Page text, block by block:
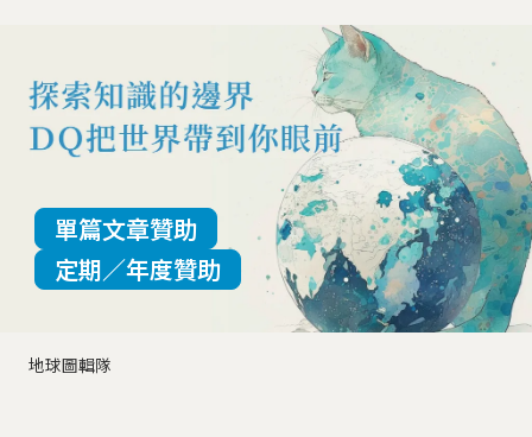
地球圖輯隊
單篇文章贊助
定期／年度贊助